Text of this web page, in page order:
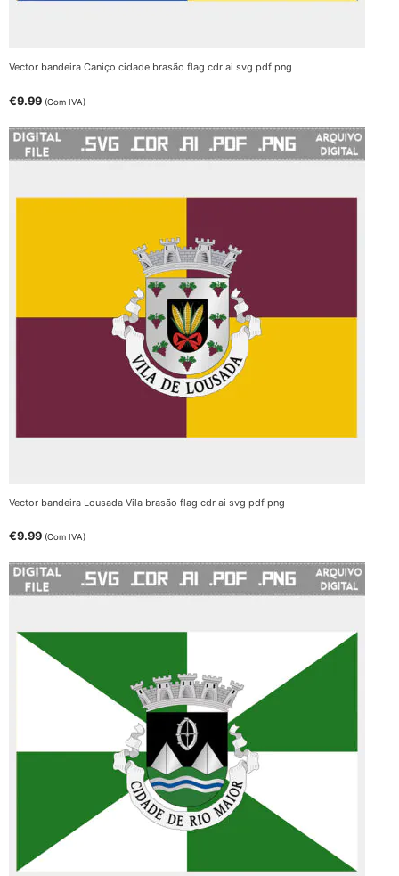
Vector bandeira Caniço cidade brasão flag cdr ai svg pdf png
€9.99 (Com IVA)
Vector bandeira Lousada Vila brasão flag cdr ai svg pdf png
€9.99 (Com IVA)